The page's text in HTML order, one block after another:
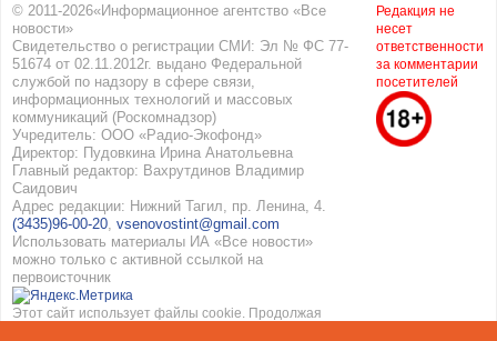
© 2011-2026«Информационное агентство «Все
новости»
Свидетельство о регистрации СМИ: Эл № ФС 77-
51674 от 02.11.2012г. выдано Федеральной
службой по надзору в сфере связи,
информационных технологий и массовых
коммуникаций (Роскомнадзор)
Учредитель: ООО «Радио-Экофонд»
Директор: Пудовкина Ирина Анатольевна
Главный редактор: Вахрутдинов Владимир
Саидович
Адрес редакции: Нижний Тагил, пр. Ленина, 4.
(3435)96-00-20 vsenovostint@gmail.com
Использовать материалы ИА «Все новости»
можно только с активной ссылкой на
первоисточник
Этот сайт использует файлы cookie. Продолжая
Редакция не
несет
ответственности
за комментарии
посетителей